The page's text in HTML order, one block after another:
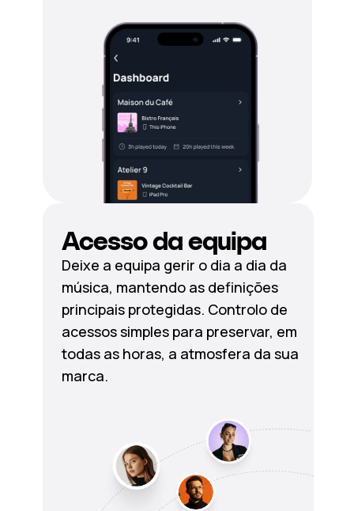
Acesso da equipa
Deixe a equipa gerir o dia a dia da
música, mantendo as definições
principais protegidas. Controlo de
acessos simples para preservar, em
todas as horas, a atmosfera da sua
marca.